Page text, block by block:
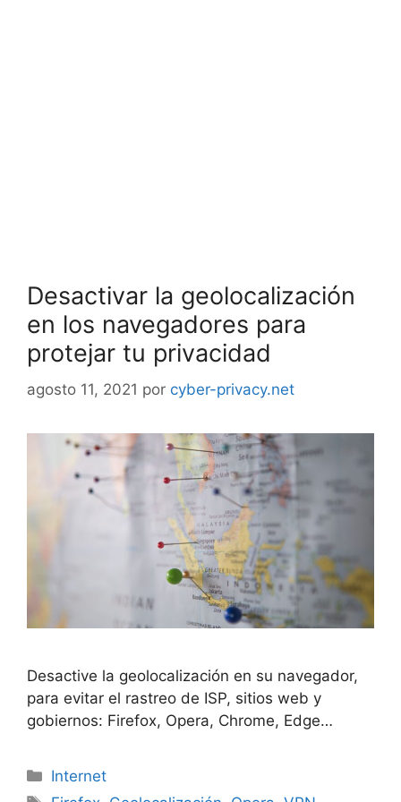
Desactivar la geolocalización
en los navegadores para
protejar tu privacidad
agosto 11, 2021 por cyber-privacy.net
Desactive la geolocalización en su navegador,
para evitar el rastreo de ISP, sitios web y
gobiernos: Firefox, Opera, Chrome, Edge…
Categorías
Internet